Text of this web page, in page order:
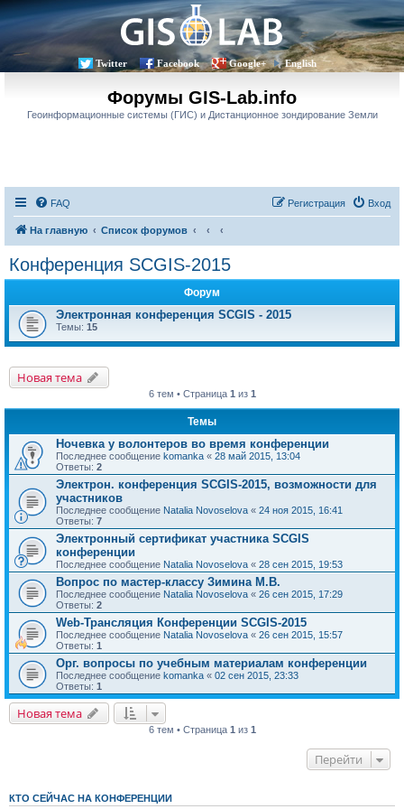
Twitter Facebook Google+ English
Форумы GIS-Lab.info
Геоинформационные системы (ГИС) и Дистанционное зондирование Земли
FAQ Вход
Регистрация
На главную Список форумов
Конференция SCGIS-2015
Форум
Электронная конференция SCGIS - 2015
Темы: 15
Новая тема
6 тем • Страница 1 из 1
Темы
Ночевка у волонтеров во время конференции
Последнее сообщение komanka « 28 май 2015, 13:04
Ответы: 2
Электрон. конференция SCGIS-2015, возможности для
участников
Последнее сообщение Natalia Novoselova « 24 ноя 2015, 16:41
Ответы: 7
Электронный сертификат участника SCGIS
конференции
Последнее сообщение Natalia Novoselova « 28 сен 2015, 19:53
Вопрос по мастер-классу Зимина М.В.
Последнее сообщение Natalia Novoselova « 26 сен 2015, 17:29
Ответы: 2
Web-Трансляция Конференции SCGIS-2015
Последнее сообщение Natalia Novoselova « 26 сен 2015, 15:57
Ответы: 1
Орг. вопросы по учебным материалам конференции
Последнее сообщение komanka « 02 сен 2015, 23:33
Ответы: 1
Новая тема
6 тем • Страница 1 из 1
Перейти
КТО СЕЙЧАС НА КОНФЕРЕНЦИИ